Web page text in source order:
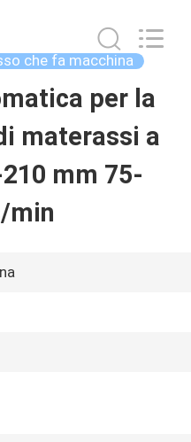
che fa macchina
per la
materassi a
mm 75-
min